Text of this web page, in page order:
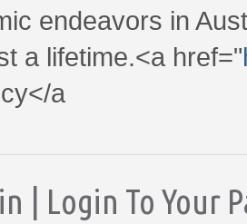
endeavors in
a lifetime.<a href="
a
| Login To Your